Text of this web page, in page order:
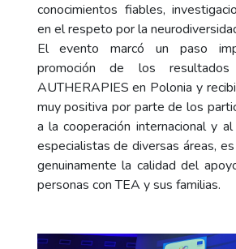
conocimientos fiables,
en el respeto por la
El evento marcó un paso
promoción de los
AUTHERAPIES en Polonia y
muy positiva por parte de los
a la cooperación internacional y
especialistas de diversas áreas,
genuinamente la calidad del
personas con TEA y sus familias.